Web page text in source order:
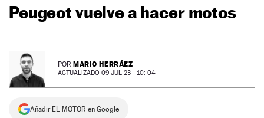
MOTOS
MOTORTV
PREMIOS
SERVICIOS
NEWSLETTER
Peugeot vuelve a hacer motos
POR MARIO HERRÁEZ
ACTUALIZADO 09 JUL 23 - 10: 04
Añadir EL MOTOR en Google